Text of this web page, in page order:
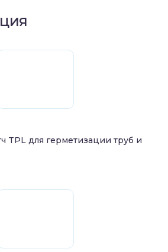
TPL для герметизации труб и